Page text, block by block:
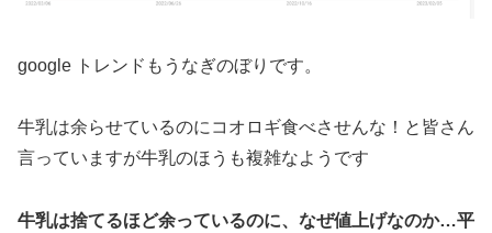
google トレンドもうなぎのぼりです。
牛乳は余らせているのにコオロギ食べさせんな！と皆さん
言っていますが牛乳のほうも複雑なようです
牛乳は捨てるほど余っているのに、なぜ値上げなのか…平